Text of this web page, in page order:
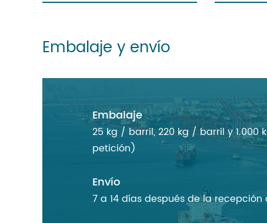
Embalaje y envío
Embalaje
25 kg / barril, 220 kg / barril y
petición)
Envío
7 a 14 días después de la